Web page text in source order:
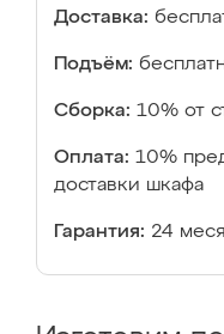
Доставка:
Подъём:
Сборка: 10% от
Оплата: 10%
доставки шкафа
Гарантия: 24